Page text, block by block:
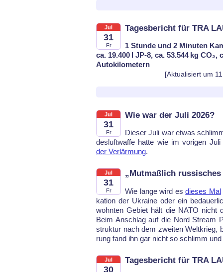
Jul
31
Fr
Tagesbericht für TRA
1 Stunde und 2 Minuten
ca. 19.400 l JP-8, ca. 53.544 kg
Autokilometern
[Aktualisiert um
Jul
31
Fr
Wie war der Juli 2026?
Die­ser Ju­li war et­was
des­luft­waf­fe hat­te wie im vo­ri­gen
der Ver­lär­mung.
Jul
31
Fr
„Mutmaßlich russisches
Wie lan­ge wird esdie­ses Mal
ka­ti­on der Ukrai­ne oder ein
wohn­ten Ge­biet hält die NATO nicht
Beim An­schlag auf die Nord Stream
struk­tur nach dem zwei­ten Welt­krieg,
rung fand ihn gar nicht so schlimm
Jul
30
Tagesbericht für TRA